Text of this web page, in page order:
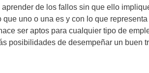
de los fallos sin que ello
uno o una es y con lo que
ser aptos para cualquier tipo de
posibilidades de desempeñar un buen